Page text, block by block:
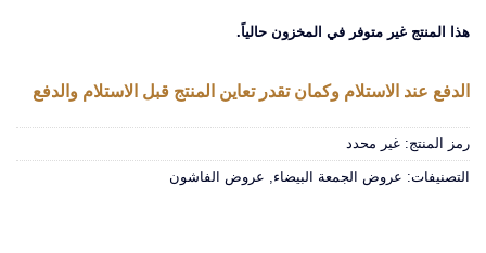
هذا المنتج غير متوفر في المخزون حالياً.
الدفع عند الاستلام وكمان تقدر تعاين المنتج قبل الاستلام والدفع
رمز المنتج: غير محدد
التصنيفات: عروض الجمعة البيضاء, عروض الفاشون